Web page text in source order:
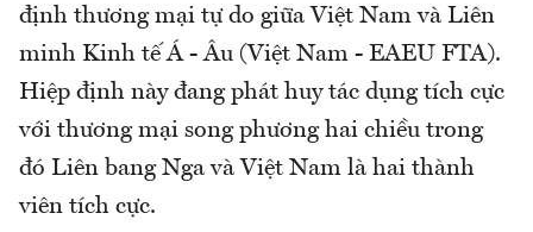
định thương mại tự do giữa Việt Nam và Liên
minh Kinh tế Á - Âu (Việt Nam - EAEU FTA).
Hiệp định này đang phát huy tác dụng tích cực
với thương mại song phương hai chiều trong
đó Liên bang Nga và Việt Nam là hai thành
viên tích cực.